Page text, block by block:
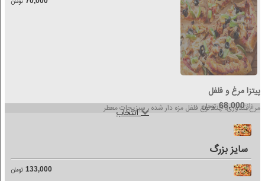
پیتزا مرغ و فلفل
مرغ تندوری، چند نوع فلفل مزه دار شده ، سبزیجات معطر
از68,000 تومان انتخاب
سایز بزرگ
133,000 تومان